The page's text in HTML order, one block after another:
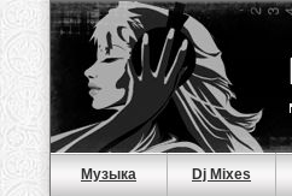
Музыка Dj Mixes